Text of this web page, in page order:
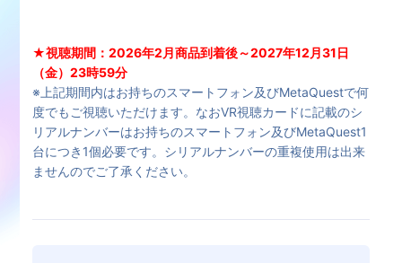
★視聴期間：2026年2月商品到着後～2027年12月31日
（金）23時59分
※上記期間内はお持ちのスマートフォン及びMetaQuestで何
度でもご視聴いただけます。なおVR視聴カードに記載のシ
リアルナンバーはお持ちのスマートフォン及びMetaQuest1
台につき1個必要です。シリアルナンバーの重複使用は出来
ませんのでご了承ください。